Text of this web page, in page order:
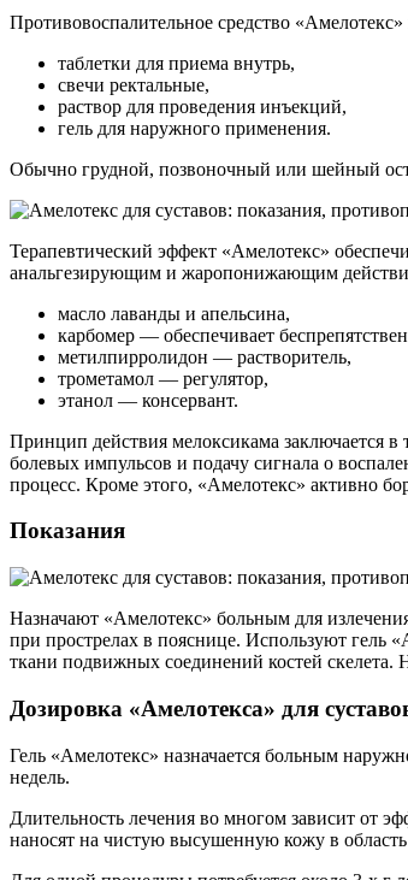
Противовоспалительное средство
таблетки для приема внутрь,
свечи ректальные,
раствор для проведения инъекций,
гель для наружного применения.
Обычно грудной, позвоночный или шейный
Терапевтический эффект «Амелотекс»
анальгезирующим и жаропонижающим
масло лаванды и апельсина,
карбомер — обеспечивает
метилпирролидон — растворитель,
трометамол — регулятор,
этанол — консервант.
Принцип действия мелоксикама заключается
болевых импульсов и подачу сигнала о
процесс. Кроме этого, «Амелотекс» активно
Показания
Назначают «Амелотекс» больным для
при прострелах в пояснице. Используют гель
ткани подвижных соединений костей скелета.
Дозировка «Амелотекса» для
Гель «Амелотекс» назначается больным
недель.
Длительность лечения во многом зависит от
наносят на чистую высушенную кожу в